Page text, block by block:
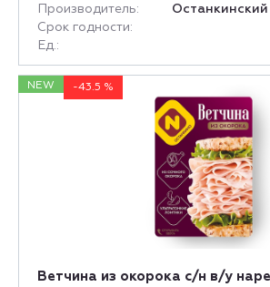
Производитель:
Срок годности:
Ед.:
NEW -43.5 %
Ветчина из окорока с/н в/у